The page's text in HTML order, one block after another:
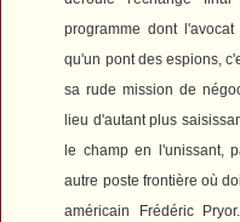
programme dont
qu'un pont des espions,
sa rude mission de
lieu d'autant plus
le champ en l'unissant,
autre poste frontière où
américain Frédéric